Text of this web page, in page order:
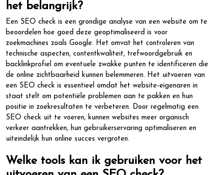
het belangrijk?
Een SEO check is een grondige analyse van een website om te
beoordelen hoe goed deze geoptimaliseerd is voor
zoekmachines zoals Google. Het omvat het controleren van
technische aspecten, contentkwaliteit, trefwoordgebruik en
backlinkprofiel om eventuele zwakke punten te identificeren die
de online zichtbaarheid kunnen belemmeren. Het uitvoeren van
een SEO check is essentieel omdat het website-eigenaren in
staat stelt om potentiële problemen aan te pakken en hun
positie in zoekresultaten te verbeteren. Door regelmatig een
SEO check uit te voeren, kunnen websites meer organisch
verkeer aantrekken, hun gebruikerservaring optimaliseren en
uiteindelijk hun online succes vergroten.
Welke tools kan ik gebruiken voor het